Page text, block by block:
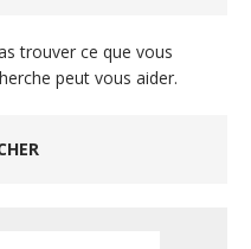
trouver ce que vous
peut vous aider.